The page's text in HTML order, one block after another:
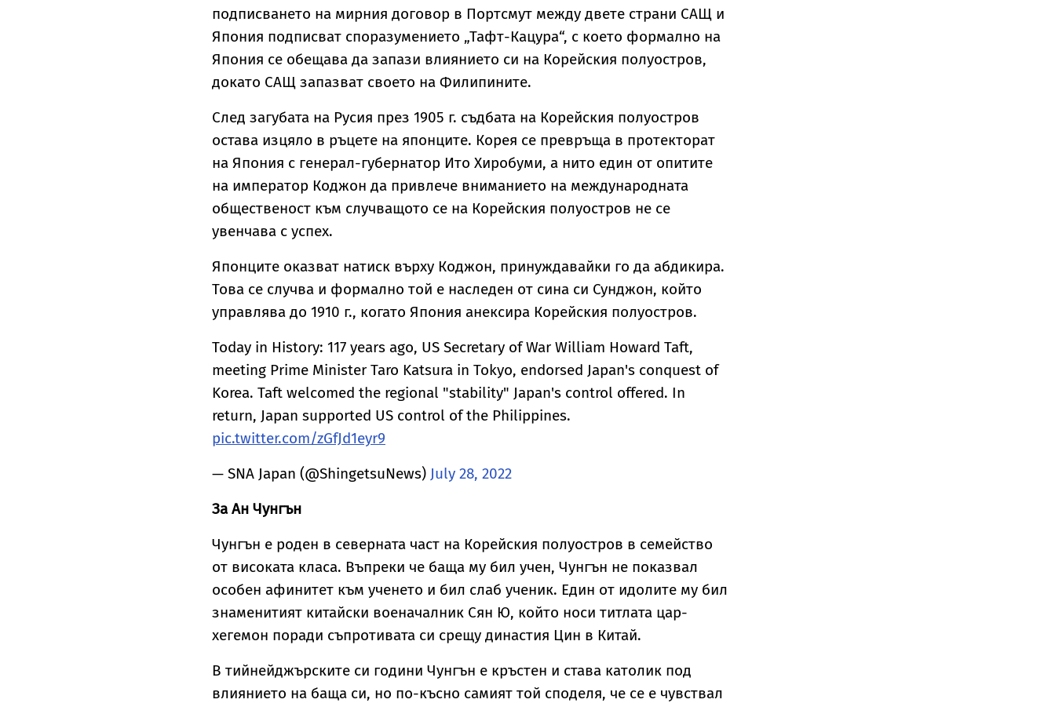
подписването на мирния договор в Портсмут между двете страни САЩ и
Япония подписват споразумението „Тафт-Кацура“, с което формално на
Япония се обещава да запази влиянието си на Корейския полуостров,
докато САЩ запазват своето на Филипините.
След загубата на Русия през 1905 г. съдбата на Корейския полуостров
остава изцяло в ръцете на японците. Корея се превръща в протекторат
на Япония с генерал-губернатор Ито Хиробуми, а нито един от опитите
на император Коджон да привлече вниманието на международната
общественост към случващото се на Корейския полуостров не се
увенчава с успех.
Японците оказват натиск върху Коджон, принуждавайки го да абдикира.
Това се случва и формално той е наследен от сина си Сунджон, който
управлява до 1910 г., когато Япония анексира Корейския полуостров.
Today in History: 117 years ago, US Secretary of War William Howard Taft,
meeting Prime Minister Taro Katsura in Tokyo, endorsed Japan's conquest of
Korea. Taft welcomed the regional "stability" Japan's control offered. In
return, Japan supported US control of the Philippines.
pic.twitter.com/zGfJd1eyr9
— SNA Japan (@ShingetsuNews) July 28, 2022
За Ан Чунгън
Чунгън е роден в северната част на Корейския полуостров в семейство
от високата класа. Въпреки че баща му бил учен, Чунгън не показвал
особен афинитет към ученето и бил слаб ученик. Един от идолите му бил
знаменитият китайски военачалник Сян Ю, който носи титлата цар-
хегемон поради съпротивата си срещу династия Цин в Китай.
В тийнейджърските си години Чунгън е кръстен и става католик под
влиянието на баща си, но по-късно самият той споделя, че се е чувствал